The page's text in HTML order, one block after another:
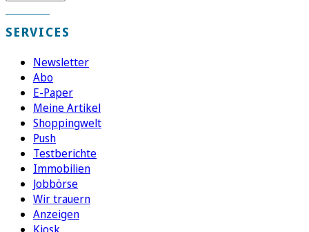
SERVICES
Newsletter
Abo
E-Paper
Meine Artikel
Shoppingwelt
Push
Testberichte
Immobilien
Jobbörse
Wir trauern
Anzeigen
Kiosk